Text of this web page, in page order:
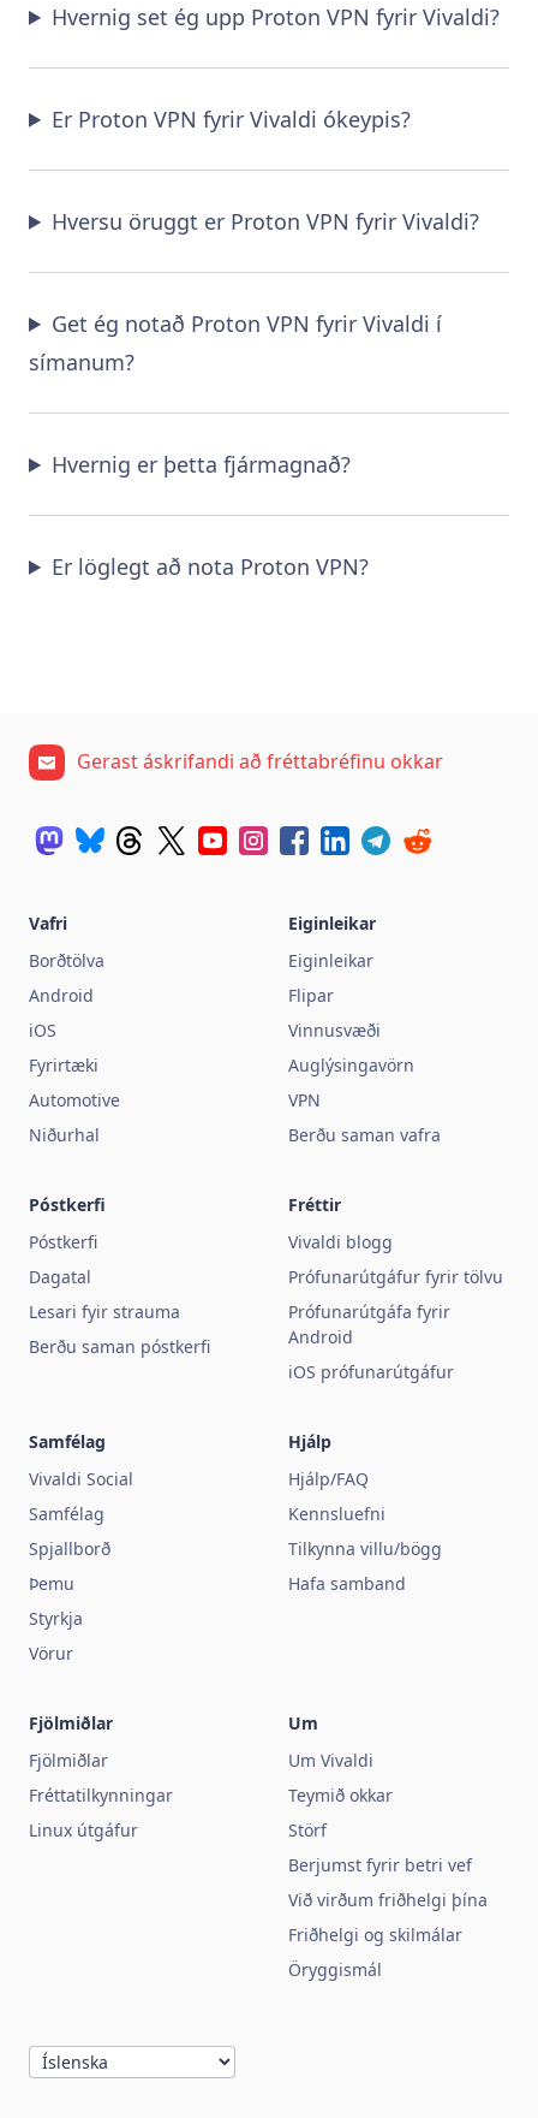
Hvernig set ég upp Proton VPN fyrir Vivaldi?
Er Proton VPN fyrir Vivaldi ókeypis?
Hversu öruggt er Proton VPN fyrir Vivaldi?
Get ég notað Proton VPN fyrir Vivaldi í
símanum?
Hvernig er þetta fjármagnað?
Er löglegt að nota Proton VPN?
Gerast áskrifandi að fréttabréfinu okkar
Vafri
Borðtölva
Android
iOS
Fyrirtæki
Automotive
Niðurhal
Eiginleikar
Eiginleikar
Flipar
Vinnusvæði
Auglýsingavörn
VPN
Berðu saman vafra
Póstkerfi
Póstkerfi
Dagatal
Lesari fyir strauma
Berðu saman póstkerfi
Fréttir
Vivaldi blogg
Prófunarútgáfur fyrir tölvu
Prófunarútgáfa fyrir
Android
iOS prófunarútgáfur
Samfélag
Vivaldi Social
Samfélag
Spjallborð
Þemu
Styrkja
Vörur
Hjálp
Hjálp/FAQ
Kennsluefni
Tilkynna villu/bögg
Hafa samband
Fjölmiðlar
Fjölmiðlar
Fréttatilkynningar
Linux útgáfur
Um
Um Vivaldi
Teymið okkar
Störf
Berjumst fyrir betri vef
Við virðum friðhelgi þína
Friðhelgi og skilmálar
Öryggismál